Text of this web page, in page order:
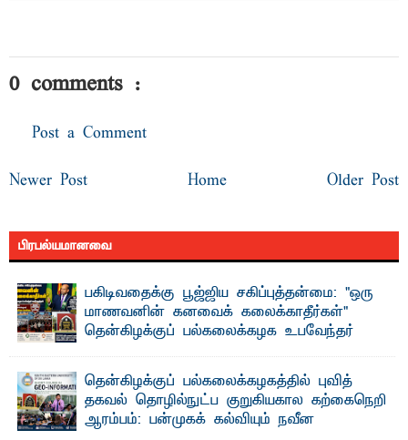
0 comments :
Post a Comment
Newer Post Older Post
Home
பிரபல்யமானவை
பகிடிவதைக்கு பூஜ்ஜிய சகிப்புத்தன்மை: "ஒரு
மாணவனின் கனவைக் கலைக்காதீர்கள்" –
தென்கிழக்குப் பல்கலைக்கழக உபவேந்தர்
"ஒ ரு மாணவனின் அல்லது மாணவியின் கனவு என்னால்
கலைக்கப்படாது" என்ற உறுதியை ஒவ்வொரு மாணவரும் ...
தென்கிழக்குப் பல்கலைக்கழகத்தில் புவித்
தகவல் தொழில்நுட்ப குறுகியகால கற்கைநெறி
ஆரம்பம்: பன்முகக் கல்வியும் நவீன